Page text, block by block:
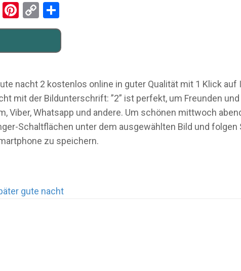
VK Pinterest
Copy
Link
nacht 2 kostenlos online in guter Qualität mit 1 Klick
mit der Bildunterschrift: ”2” ist perfekt, um Freunden
Viber, Whatsapp und andere. Um schönen mittwoch
Schaltflächen unter dem ausgewählten Bild und folgen
zu speichern.
gute nacht